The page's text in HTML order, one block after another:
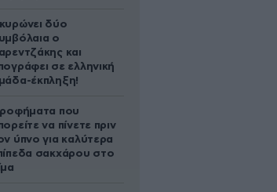
δύο
ο
και
σε ελληνική
έκπληξη!
που
να πίνετε πριν
ύπνο για καλύτερα
σακχάρου στο